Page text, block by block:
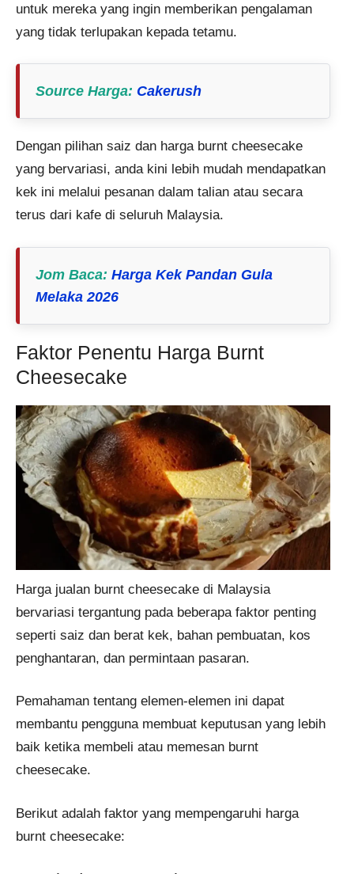
untuk mereka yang ingin memberikan pengalaman
yang tidak terlupakan kepada tetamu.
Source Harga: Cakerush
Dengan pilihan saiz dan harga burnt cheesecake
yang bervariasi, anda kini lebih mudah mendapatkan
kek ini melalui pesanan dalam talian atau secara
terus dari kafe di seluruh Malaysia.
Jom Baca: Harga Kek Pandan Gula
Melaka 2026
Faktor Penentu Harga Burnt
Cheesecake
Harga jualan burnt cheesecake di Malaysia
bervariasi tergantung pada beberapa faktor penting
seperti saiz dan berat kek, bahan pembuatan, kos
penghantaran, dan permintaan pasaran.
Pemahaman tentang elemen-elemen ini dapat
membantu pengguna membuat keputusan yang lebih
baik ketika membeli atau memesan burnt
cheesecake.
Berikut adalah faktor yang mempengaruhi harga
burnt cheesecake: